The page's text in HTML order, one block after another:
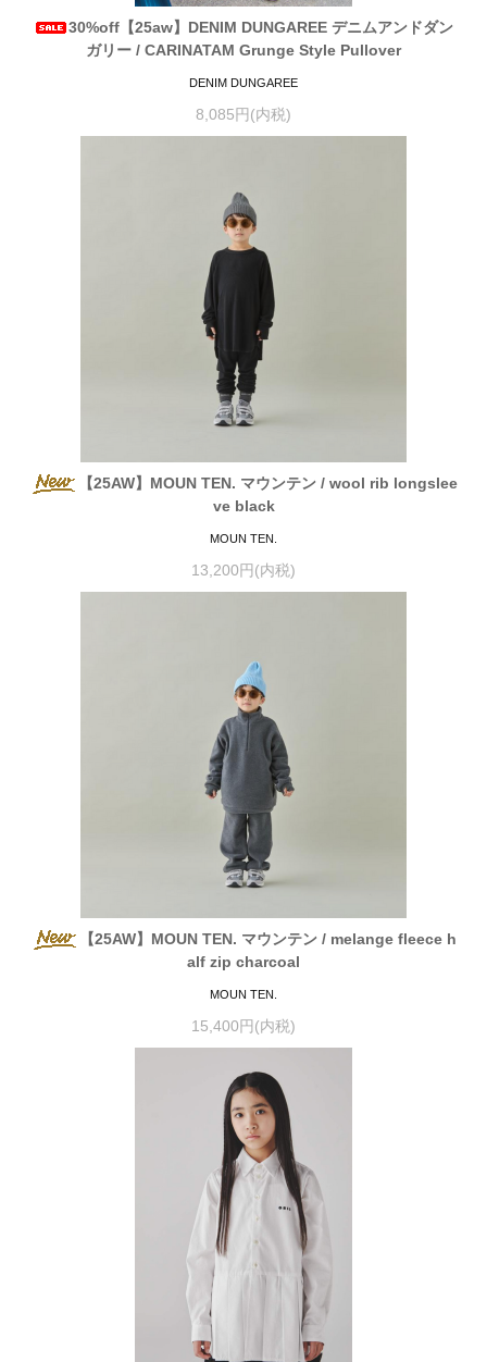
30%off【25aw】DENIM DUNGAREE デニムアンドダン
ガリー / CARINATAM Grunge Style Pullover
DENIM DUNGAREE
8,085円(内税)
【25AW】MOUN TEN. マウンテン / wool rib longslee
ve black
MOUN TEN.
13,200円(内税)
【25AW】MOUN TEN. マウンテン / melange fleece h
alf zip charcoal
MOUN TEN.
15,400円(内税)